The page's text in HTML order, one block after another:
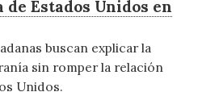
Estados Unidos en
buscan explicar la
sin romper la relación
Unidos.